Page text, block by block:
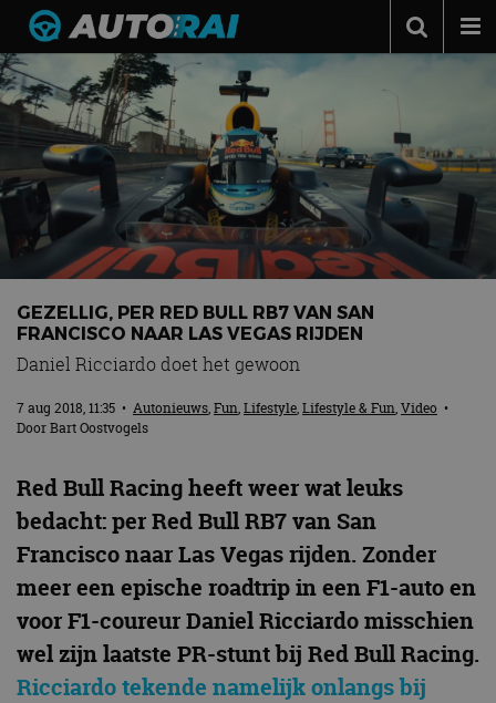
Autonieuws
Podcast
Autotests
Automerken
Adverteren
Contact
MotorRAI.nl
GEZELLIG, PER RED BULL RB7 VAN SAN
FRANCISCO NAAR LAS VEGAS RIJDEN
Daniel Ricciardo doet het gewoon
7 aug 2018, 11:35 • Autonieuws,Fun,Lifestyle,Lifestyle & Fun,Video •
DoorBart Oostvogels
Red Bull Racing heeft weer wat leuks
bedacht: per Red Bull RB7 van San
Francisco naar Las Vegas rijden. Zonder
meer een epische roadtrip in een F1-auto en
voor F1-coureur Daniel Ricciardo misschien
wel zijn laatste PR-stunt bij Red Bull Racing.
Ricciardo tekende namelijk onlangs bij